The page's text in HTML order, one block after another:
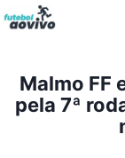
Pular
para
Conteúdo
Malmo FF
pela 7ª